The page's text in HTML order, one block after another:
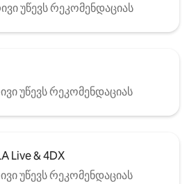
უწევს რეკომენდაციას
უწევს რეკომენდაციას
Live & 4DX
უწევს რეკომენდაციას